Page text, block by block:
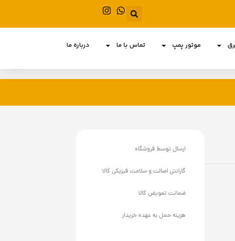
موتور پمپ تماس با ما درباره ما
ارسال توسط فروشگاه
گارانتی اصالت و سلامت فیزیکی کالا
ضمانت تعویض کالا
هزینه حمل به عهده خریدار